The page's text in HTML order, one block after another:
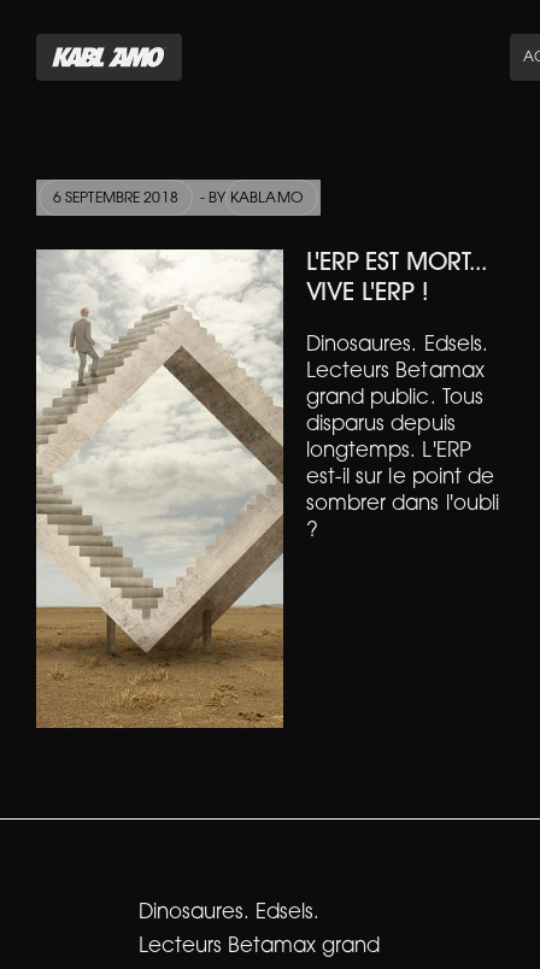
6 SEPTEMBRE 2018 - BY KABLAMO
L'ERP EST MORT...
VIVE L'ERP !
Dinosaures. Edsels.
Lecteurs Betamax
grand public. Tous
disparus depuis
longtemps. L'ERP
est-il sur le point de
sombrer dans l'oubli
?
Dinosaures. Edsels.
Lecteurs Betamax grand